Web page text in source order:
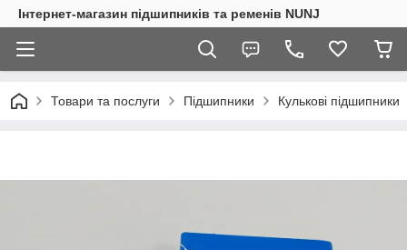
Інтернет-магазин підшипників та ременів NUNJ
Товари та послуги Підшипники Кулькові підшипники